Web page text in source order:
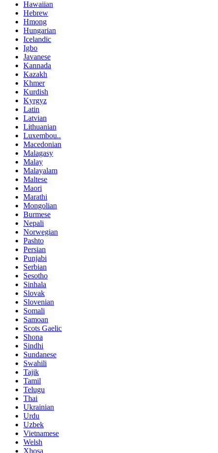
Hawaiian
Hebrew
Hmong
Hungarian
Icelandic
Igbo
Javanese
Kannada
Kazakh
Khmer
Kurdish
Kyrgyz
Latin
Latvian
Lithuanian
Luxembou..
Macedonian
Malagasy
Malay
Malayalam
Maltese
Maori
Marathi
Mongolian
Burmese
Nepali
Norwegian
Pashto
Persian
Punjabi
Serbian
Sesotho
Sinhala
Slovak
Slovenian
Somali
Samoan
Scots Gaelic
Shona
Sindhi
Sundanese
Swahili
Tajik
Tamil
Telugu
Thai
Ukrainian
Urdu
Uzbek
Vietnamese
Welsh
Xhosa